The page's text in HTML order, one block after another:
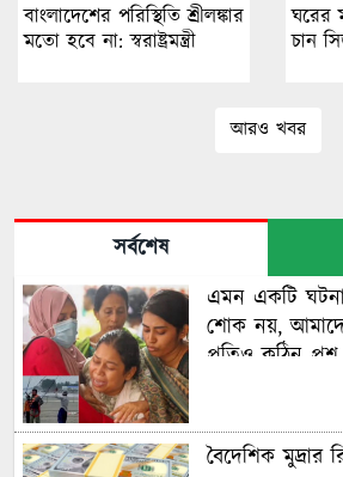
বাংলাদেশের পরিস্থিতি শ্রীলঙ্কার
মতো হবে না: স্বরাষ্ট্রমন্ত্রী
ঘরের
চান
আরও খবর
সর্বশেষ
এমন একটি
শোক নয়, আমাদের
প্রতিও কঠিন
বৈদেশিক মুদ্রার